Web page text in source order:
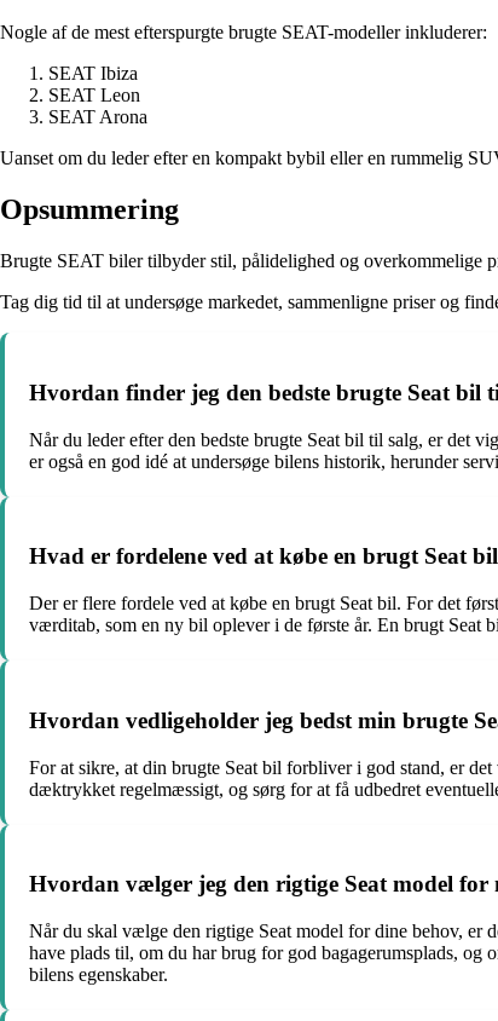
Nogle af de mest efterspurgte brugte SEAT-modeller inkluderer:
SEAT Ibiza
SEAT Leon
SEAT Arona
Uanset om du leder efter en kompakt bybil eller en rummelig
Opsummering
Brugte SEAT biler tilbyder stil, pålidelighed og overkommelige
Tag dig tid til at undersøge markedet, sammenligne priser og
Hvordan finder jeg den bedste brugte Seat bil
Når du leder efter den bedste brugte Seat bil til salg, er det
er også en god idé at undersøge bilens historik, herunder
Hvad er fordelene ved at købe en brugt Seat
Der er flere fordele ved at købe en brugt Seat bil. For det
værditab, som en ny bil oplever i de første år. En brugt Seat
Hvordan vedligeholder jeg bedst min brugte
For at sikre, at din brugte Seat bil forbliver i god stand, er
dæktrykket regelmæssigt, og sørg for at få udbedret
Hvordan vælger jeg den rigtige Seat model for
Når du skal vælge den rigtige Seat model for dine behov, er
have plads til, om du har brug for god bagagerumsplads,
bilens egenskaber.